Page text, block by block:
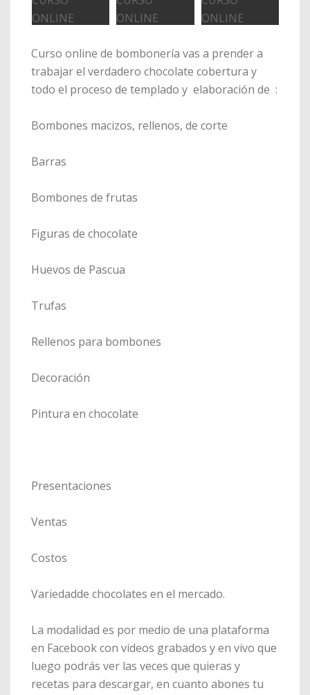
Curso online de bombonería vas a prender a
trabajar el verdadero chocolate cobertura y
todo el proceso de templado y elaboración de :
Bombones macizos, rellenos, de corte
Barras
Bombones de frutas
Figuras de chocolate
Huevos de Pascua
Trufas
Rellenos para bombones
Decoración
Pintura en chocolate
Presentaciones
Ventas
Costos
Variedadde chocolates en el mercado.
La modalidad es por medio de una plataforma
en Facebook con videos grabados y en vivo que
luego podrás ver las veces que quieras y
recetas para descargar, en cuanto abones tu